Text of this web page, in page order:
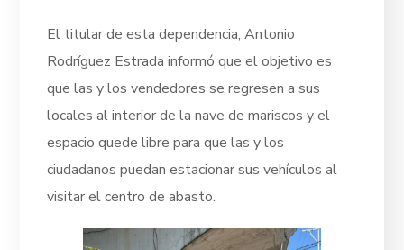
El titular de esta dependencia, Antonio
Rodríguez Estrada informó que el objetivo es
que las y los vendedores se regresen a sus
locales al interior de la nave de mariscos y el
espacio quede libre para que las y los
ciudadanos puedan estacionar sus vehículos al
visitar el centro de abasto.